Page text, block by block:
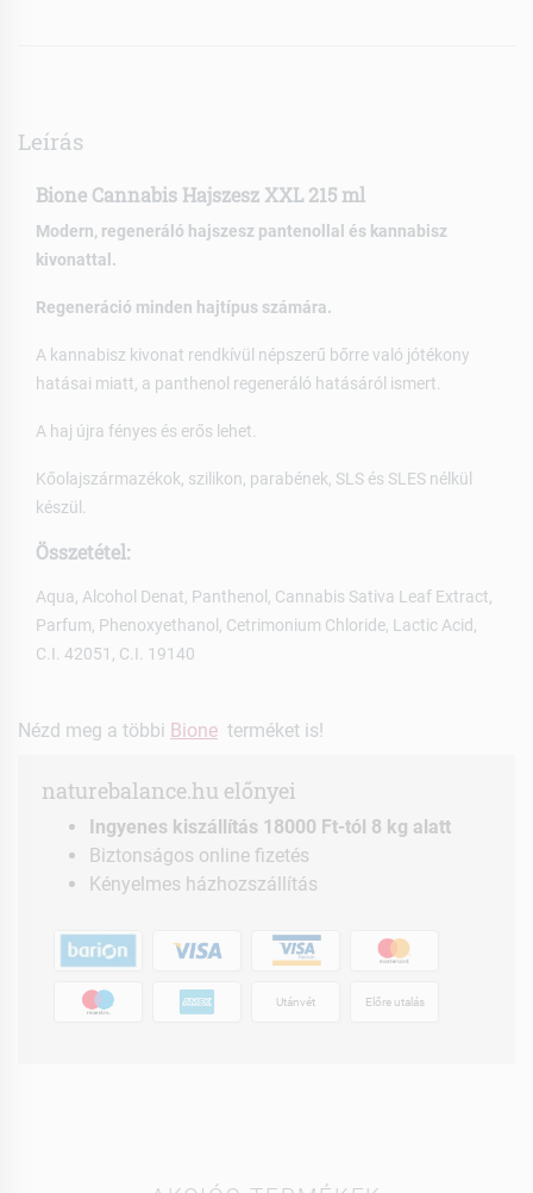
Leírás
Bione Cannabis Hajszesz XXL 215 ml
Modern, regeneráló hajszesz pantenollal és kannabisz
kivonattal.
Regeneráció minden hajtípus számára.
A kannabisz kivonat rendkívül népszerű bőrre való jótékony
hatásai miatt, a panthenol regeneráló hatásáról ismert.
A haj újra fényes és erős lehet.
Kőolajszármazékok, szilikon, parabének, SLS és SLES nélkül
készül.
Összetétel:
Aqua, Alcohol Denat, Panthenol, Cannabis Sativa Leaf Extract,
Parfum, Phenoxyethanol, Cetrimonium Chloride, Lactic Acid,
C.I. 42051, C.I. 19140
Nézd meg a többi Bione terméket is!
naturebalance.hu előnyei
Ingyenes kiszállítás 18000 Ft-tól 8 kg alatt
Biztonságos online fizetés
Kényelmes házhozszállítás
Utánvét Előre utalás